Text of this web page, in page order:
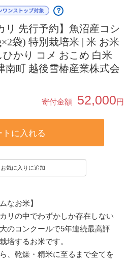
？
リ 先行予約】魚沼産コシ
袋) 特別栽培米 | 米 お米
かり コメ おこめ 白米
南町 越後雪椿産業株式会
寄付金額 52,000円
トに入れる
お気に入りに追加
なお米】
リの中でわずかしか存在しない
のコンクールで5年連続最高評
培するお米です。
、乾燥・精米に至るまで全てを